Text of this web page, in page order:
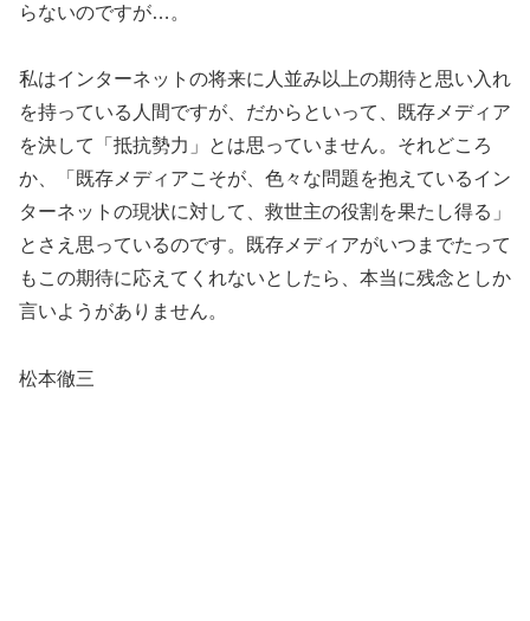
らないのですが…。
私はインターネットの将来に人並み以上の期待と思い入れ
を持っている人間ですが、だからといって、既存メディア
を決して「抵抗勢力」とは思っていません。それどころ
か、「既存メディアこそが、色々な問題を抱えているイン
ターネットの現状に対して、救世主の役割を果たし得る」
とさえ思っているのです。既存メディアがいつまでたって
もこの期待に応えてくれないとしたら、本当に残念としか
言いようがありません。
松本徹三